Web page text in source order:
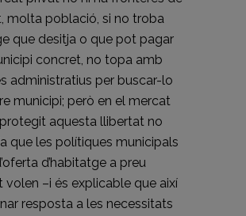
molta població, si no troba
que desitja o que pot pagar
concret, no topa amb
administratius per buscar-lo
municipi; però en el mercat
aquesta llibertat no
que les polítiques municipals
d’habitatge a preu
volen –i és explicable que així
resposta a les necessitats